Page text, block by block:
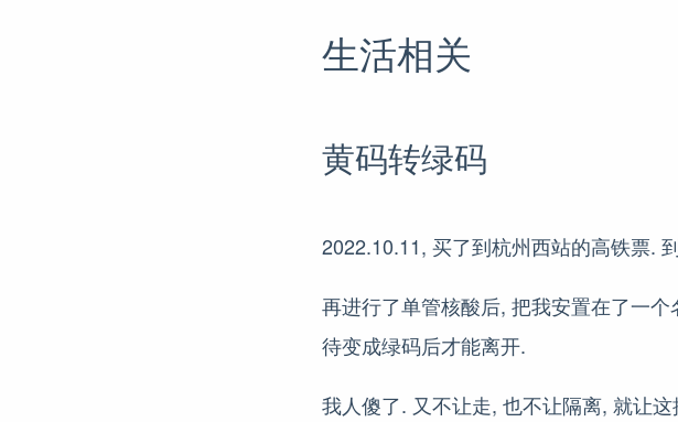
生活相关
黄码转绿码
2022.10.11, 买了到杭州西站的高铁票.
再进行了单管核酸后, 把我安置在了一
待变成绿码后才能离开.
我人傻了. 又不让走, 也不让隔离, 就让